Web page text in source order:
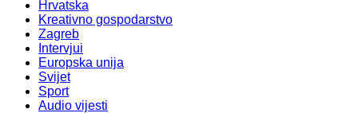
Hrvatska
Kreativno gospodarstvo
Zagreb
Intervjui
Europska unija
Svijet
Sport
Audio vijesti